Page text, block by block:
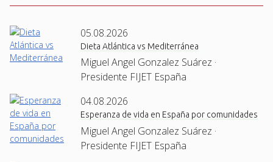
05.08.2026
Dieta Atlántica vs Mediterránea
Miguel Angel Gonzalez Suárez ·
Presidente FIJET España
04.08.2026
Esperanza de vida en España por comunidades
Miguel Angel Gonzalez Suárez ·
Presidente FIJET España